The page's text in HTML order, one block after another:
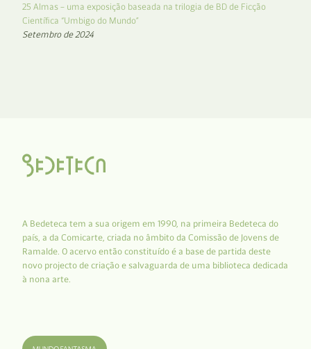
25 Almas – uma exposição baseada na trilogia de BD de Ficção
Científica “Umbigo do Mundo”
Setembro de 2024
A Bedeteca tem a sua origem em 1990, na primeira Bedeteca do
país, a da Comicarte, criada no âmbito da Comissão de Jovens de
Ramalde. O acervo então constituído é a base de partida deste
novo projecto de criação e salvaguarda de uma biblioteca dedicada
à nona arte.